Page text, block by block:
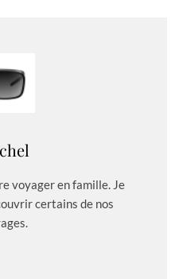
voyager en famille. Je
certains de nos